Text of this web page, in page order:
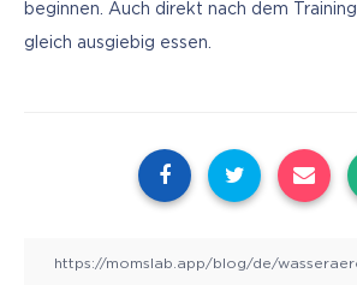
beginnen. Auch direkt nach dem
gleich ausgiebig essen.